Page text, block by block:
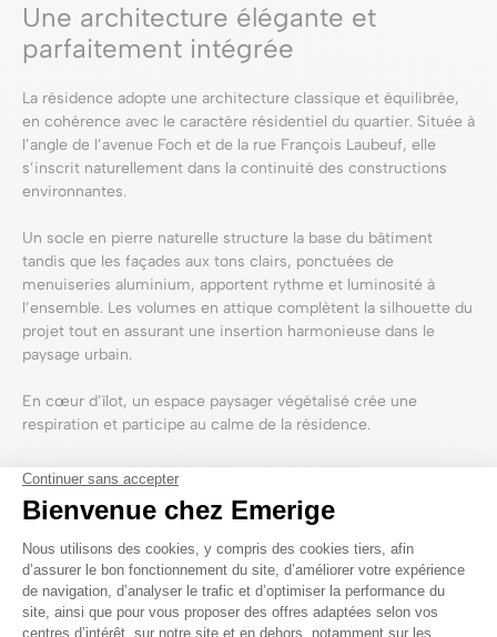
Une architecture élégante et
parfaitement intégrée
La résidence adopte une architecture classique et équilibrée,
en cohérence avec le caractère résidentiel du quartier. Située à
l’angle de l’avenue Foch et de la rue François Laubeuf, elle
s’inscrit naturellement dans la continuité des constructions
environnantes.
Un socle en pierre naturelle structure la base du bâtiment
tandis que les façades aux tons clairs, ponctuées de
menuiseries aluminium, apportent rythme et luminosité à
l’ensemble. Les volumes en attique complètent la silhouette du
projet tout en assurant une insertion harmonieuse dans le
paysage urbain.
En cœur d’îlot, un espace paysager végétalisé crée une
respiration et participe au calme de la résidence.